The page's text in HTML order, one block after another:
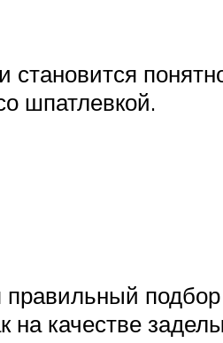
становится
шпатлевкой.
качестве